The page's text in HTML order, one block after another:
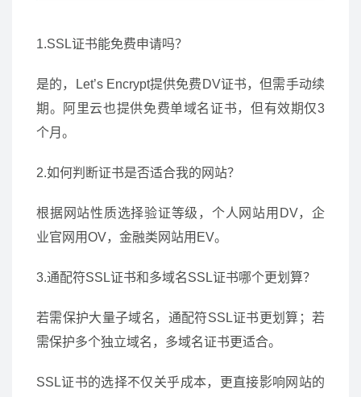
1.SSL证书能免费申请吗？
是的，Let’s Encrypt提供免费DV证书，但需手动续
期。阿里云也提供免费单域名证书，但有效期仅3
个月。
2.如何判断证书是否适合我的网站？
根据网站性质选择验证等级，个人网站用DV，企
业官网用OV，金融类网站用EV。
3.通配符SSL证书和多域名SSL证书哪个更划算？
若需保护大量子域名，通配符SSL证书更划算；若
需保护多个独立域名，多域名证书更适合。
SSL证书的选择不仅关乎成本，更直接影响网站的